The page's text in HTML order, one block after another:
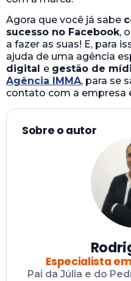
Agora que você já sabe
sucesso no Facebook,
a fazer as suas! E, para
ajuda de uma agência
digital e gestão de
Agência IMMA, para se
contato com a empresa
Sobre o autor
Especialista
Pai da Júlia e do